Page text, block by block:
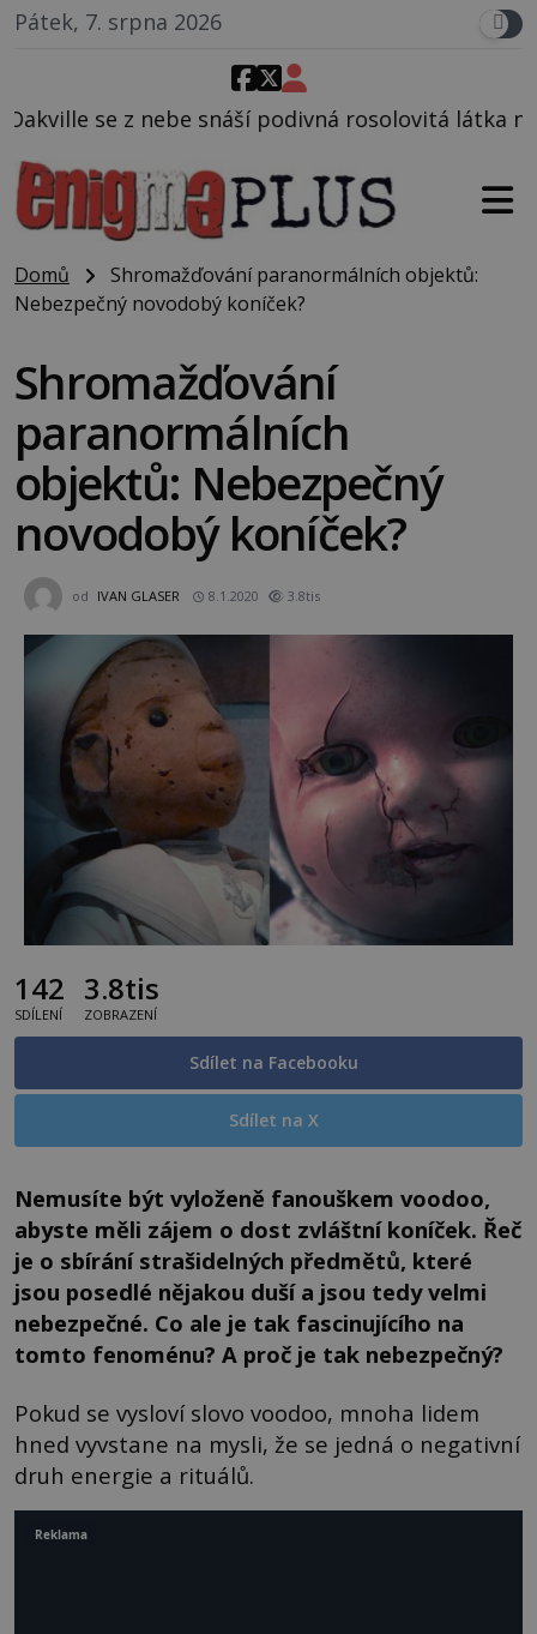
Pátek, 7. srpna 2026
snáší podivná rosolovitá látka neznámého
Domů
Shromažďování paranormálních objektů:
Nebezpečný novodobý koníček?
Shromažďování
paranormálních
objektů: Nebezpečný
novodobý koníček?
od IVAN GLASER 8.1.2020 3.8tis
142
SDÍLENÍ
3.8tis
ZOBRAZENÍ
Sdílet na Facebooku
Sdílet na X
Nemusíte být vyloženě fanouškem voodoo,
abyste měli zájem o dost zvláštní koníček. Řeč
je o sbírání strašidelných předmětů, které
jsou posedlé nějakou duší a jsou tedy velmi
nebezpečné. Co ale je tak fascinujícího na
tomto fenoménu? A proč je tak nebezpečný?
Pokud se vysloví slovo voodoo, mnoha lidem
hned vyvstane na mysli, že se jedná o negativní
druh energie a rituálů.
Reklama